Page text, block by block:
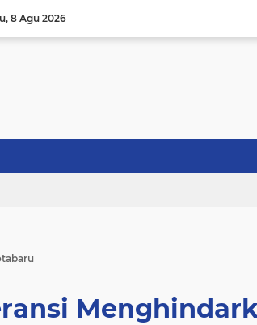
8 Agu 2026